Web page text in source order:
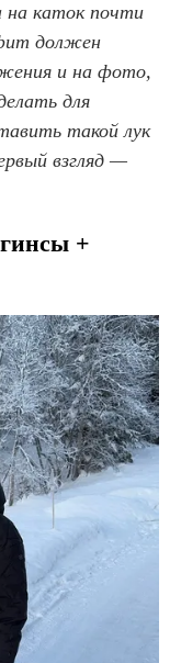
каток почти
должен
и на фото,
для
такой лук
взгляд —
+